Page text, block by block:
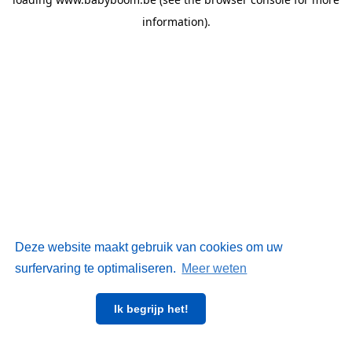
Deze website maakt gebruik van cookies om uw
surfervaring te optimaliseren. Meer weten
Ik begrijp het!
information).